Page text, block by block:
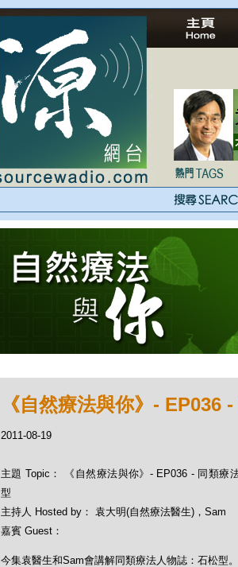
《自然療法與你》- EP036
2011-08-19
主題 Topic： 《自然療法與你》- EP036 - 同類療
型
主持人 Hosted by： 袁大明(自然療法醫生)，Sam
嘉賓 Guest：
今集袁醫生和Sam會講解同類療法人物誌：石松型。